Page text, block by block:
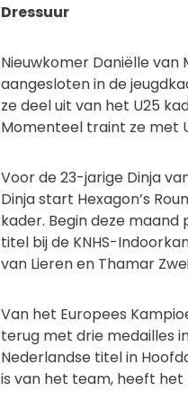
Dressuur
Nieuwkomer Daniëlle
aangesloten in de
ze deel uit van het U25
Momenteel traint ze met
Voor de 23-jarige Dinja
Dinja start Hexagon’s
kader. Begin deze maand
titel bij de KNHS-
van Lieren en Thamar
Van het Europees
terug met drie medailles
Nederlandse titel in
is van het team, heeft het